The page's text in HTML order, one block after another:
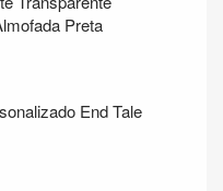
Preta
End Tale